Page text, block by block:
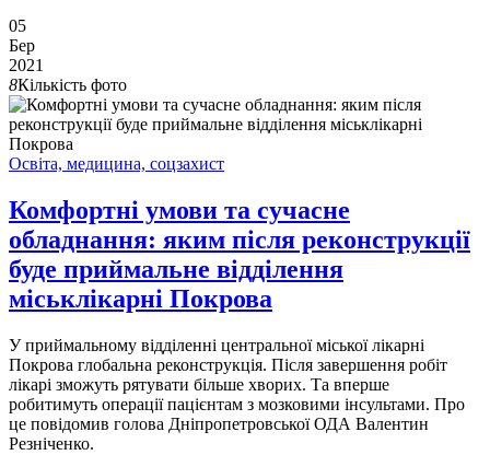
05
Бер
2021
8Кількість фото
Освіта, медицина, соцзахист
Комфортні умови та сучасне
обладнання: яким після реконструкції
буде приймальне відділення
міськлікарні Покрова
У приймальному відділенні центральної міської лікарні
Покрова глобальна реконструкція. Після завершення робіт
лікарі зможуть рятувати більше хворих. Та вперше
робитимуть операції пацієнтам з мозковими інсультами. Про
це повідомив голова Дніпропетровської ОДА Валентин
Резніченко.